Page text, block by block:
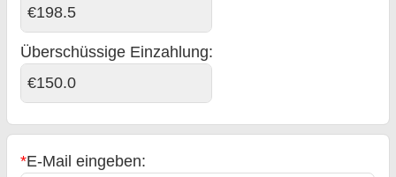
€198.5
Überschüssige Einzahlung:
€150.0
*E-Mail eingeben: